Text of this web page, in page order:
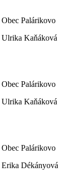
Obec Palárikovo
Ulrika Kaňáková
Obec Palárikovo
Ulrika Kaňáková
Obec Palárikovo
Erika Dékányová